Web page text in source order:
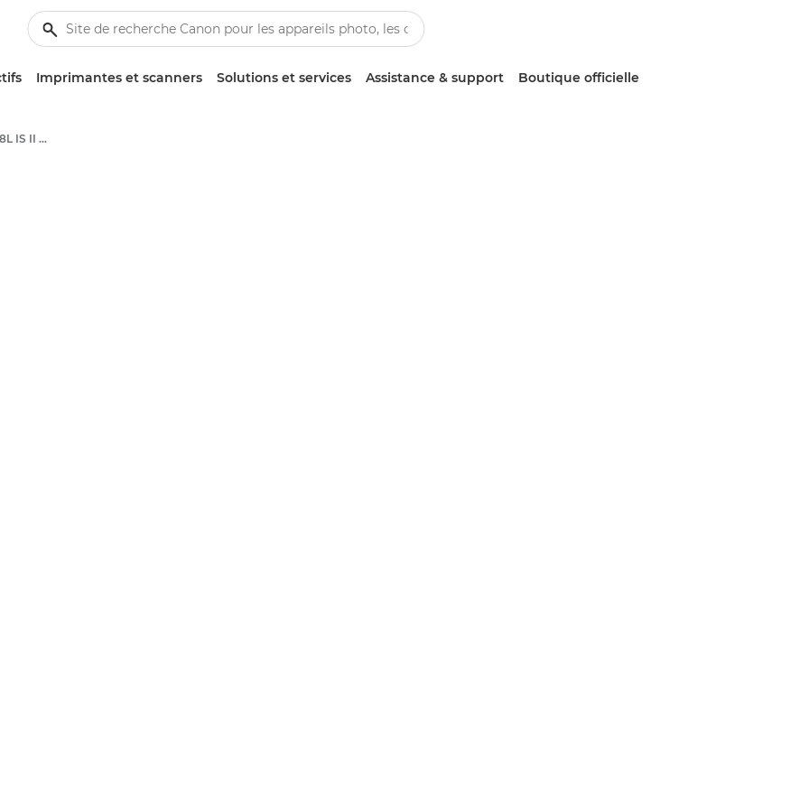
Imprimantes et scanners Solutions et services Assistance & support Boutique officielle
Canon EF 400mm f/2.8L IS II USM - Objectifs - Objectifs photo